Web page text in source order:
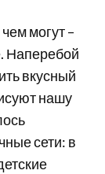
могут –
Наперебой
вкусный
нашу
сети: в